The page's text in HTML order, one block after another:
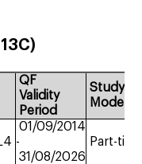
QF
Validity
Period
Study
Mode
01/09/2014
-
31/08/2026
Part-